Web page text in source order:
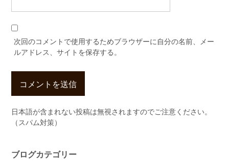
次回のコメントで使用するためブラウザーに自分の名前、メー
ルアドレス、サイトを保存する。
日本語が含まれない投稿は無視されますのでご注意ください。
（スパム対策）
ブログカテゴリー